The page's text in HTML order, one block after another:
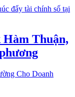
Thuận,